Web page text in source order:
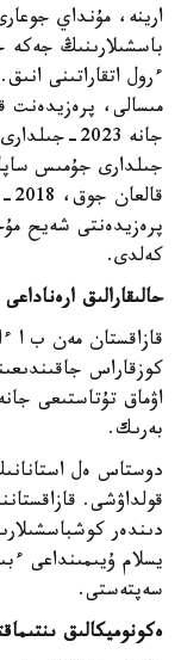
ارينە، مۇنداي
باسشىلارىنىڭ
ءرول اتقاراتىنى
جىلدارى جۇمىس
پرەزيدەنتى شەيح
كەلدى.
حالىقارالىق
قازاقستان مەن ب ا
كوزقاراس
اۋماق تۇتاستىعى
بەرىك.
دوستاس ەل
قولداۋشى.
دىندەر
يسلام ۇيىمىنداعى
سەپتەستى.
ەكونوميكالىق